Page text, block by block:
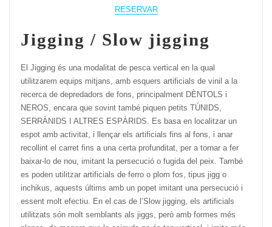
RESERVAR
Jigging / Slow jigging
El Jigging és una modalitat de pesca vertical en la qual
utilitzarem equips mitjans, amb esquers artificials de vinil a la
recerca de depredadors de fons, principalment DÈNTOLS i
NEROS, encara que sovint també piquen petits TÚNIDS,
SERRÀNIDS I ALTRES ESPÀRIDS. Es basa en localitzar un
espot amb activitat, i llençar els artificials fins al fons, i anar
recollint el carret fins a una certa profunditat, per a tornar a fer
baixar-lo de nou, imitant la persecució o fugida del peix. També
es poden utilitzar artificials de ferro o plom fos, tipus jigg o
inchikus, aquests últims amb un popet imitant una persecució i
essent molt efectiu. En el cas de l’Slow jigging, els artificials
utilitzats són molt semblants als jiggs, però amb formes més